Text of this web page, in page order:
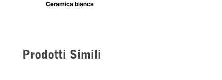
Ceramica bianca
Prodotti Simili